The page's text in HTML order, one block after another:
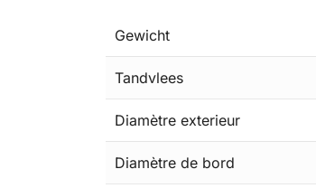
Gewicht
Tandvlees
Diamètre exterieur
Diamètre de bord